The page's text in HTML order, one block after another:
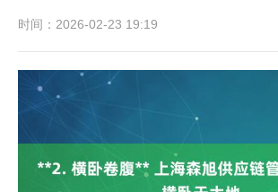
时间：2026-02-23 19:19